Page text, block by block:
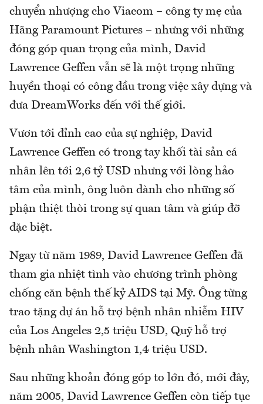
chuyển nhượng cho Viacom – công ty mẹ của
Hãng Paramount Pictures – nhưng với những
đóng góp quan trọng của mình, David
Lawrence Geffen vẫn sẽ là một trọng những
huyền thoại có công đầu trong việc xây dựng và
đưa DreamWorks đến với thế giới.
Vươn tới đỉnh cao của sự nghiệp, David
Lawrence Geffen có trong tay khối tài sản cá
nhân lên tới 2,6 tỷ USD nhưng với lòng hảo
tâm của mình, ông luôn dành cho những số
phận thiệt thòi trong sự quan tâm và giúp đỡ
đặc biệt.
Ngay từ năm 1989, David Lawrence Geffen đã
tham gia nhiệt tình vào chương trình phòng
chống căn bệnh thế kỷ AIDS tại Mỹ. Ông từng
trao tặng dự án hỗ trợ bệnh nhân nhiễm HIV
của Los Angeles 2,5 triệu USD, Quỹ hỗ trợ
bệnh nhân Washington 1,4 triệu USD.
Sau những khoản đóng góp to lớn đó, mới đây,
năm 2005, David Lawrence Geffen còn tiếp tục